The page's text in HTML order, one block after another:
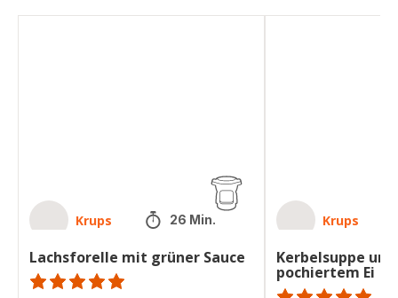
Krups 26 Min.
Lachsforelle mit grüner Sauce
Krups
Kerbelsuppe
pochiertem Ei